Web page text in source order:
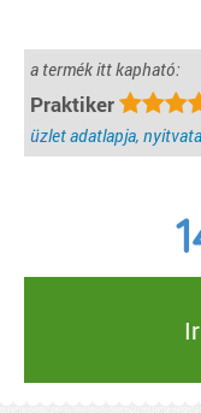
a termék itt kapható:
Praktiker
üzlet adatlapja,